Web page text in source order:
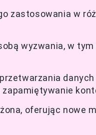
zastosowania w
wyzwania, w
oferując nowe